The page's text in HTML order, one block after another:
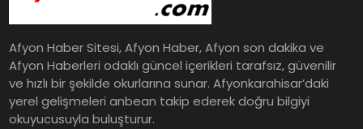
Afyon Haber Sitesi, Afyon Haber, Afyon son dakika ve
Afyon Haberleri odaklı güncel içerikleri tarafsız, güvenilir
ve hızlı bir şekilde okurlarına sunar. Afyonkarahisar’daki
yerel gelişmeleri anbean takip ederek doğru bilgiyi
okuyucusuyla buluşturur.